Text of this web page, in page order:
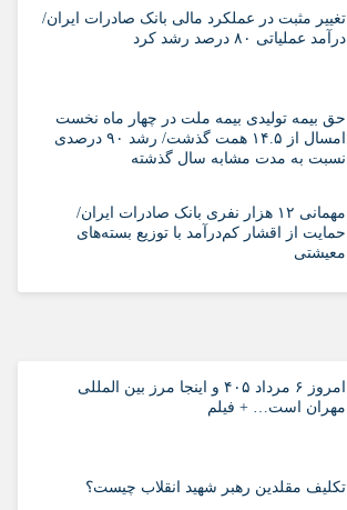
تغییر مثبت در عملکرد مالی بانک صادرات ایران/
درآمد عملیاتی ۸۰ درصد رشد کرد
حق بیمه تولیدی بیمه ملت در چهار ماه نخست
امسال از ۱۴.۵ همت گذشت/ رشد ۹۰ درصدی
نسبت به مدت مشابه سال گذشته
مهمانی ۱۲ هزار نفری بانک صادرات ایران/
حمایت از اقشار کم‌درآمد با توزیع بسته‌های
معیشتی
امروز ۶ مرداد ۴۰۵ و اینجا مرز بین المللی
مهران است… + فیلم
تکلیف مقلدین رهبر شهید انقلاب چیست؟